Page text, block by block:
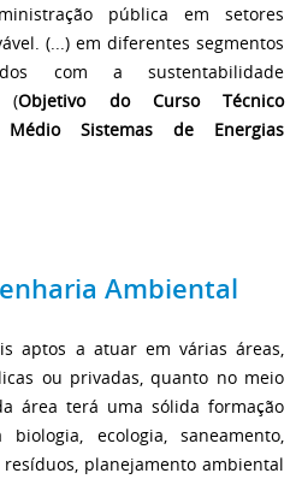
pública em setores
(...) em diferentes segmentos
com a sustentabilidade
(Objetivo do Curso Técnico
Sistemas de Energias
Ambiental
aptos a atuar em várias áreas,
ou privadas, quanto no meio
área terá uma sólida formação
ecologia, saneamento,
planejamento ambiental